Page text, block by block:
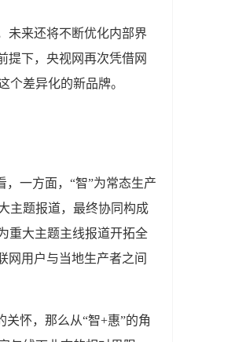
未来还将不断优化内部界
提下，央视网再次凭借网
个差异化的新品牌。
，一方面，“智”为常态生产
主题报道，最终协同构成
重大主题主线报道开拓全
网用户与当地生产者之间
关怀，那么从“智+惠”的角